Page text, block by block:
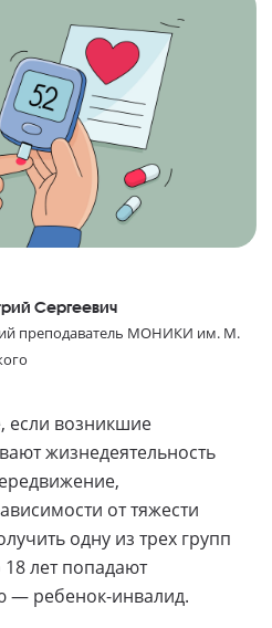
Сергеевич
преподаватель МОНИКИ им. М.
если возникшие
жизнедеятельность
от тяжести
одну из трех групп
лет попадают
— ребенок-инвалид.